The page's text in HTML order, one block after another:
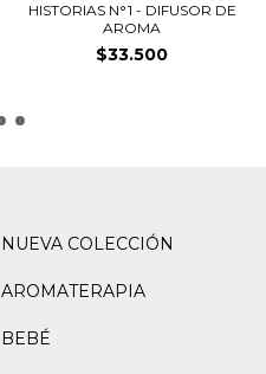
HISTORIAS N°1 - DIFUSOR DE
AROMA
$33.500
NUEVA COLECCIÓN
AROMATERAPIA
BEBÉ